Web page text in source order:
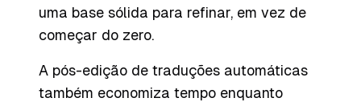
uma base sólida para refinar, em vez de
começar do zero.
A pós-edição de traduções automáticas
também economiza tempo enquanto